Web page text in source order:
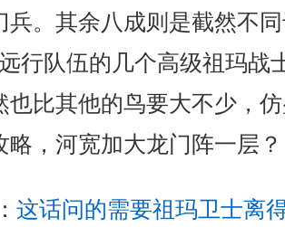
兵。其余八成则是截然不
行队伍的几个高级祖玛战
也比其他的鸟要大不少，
略，河宽加大龙门阵一层？
这话问的需要祖玛卫士离